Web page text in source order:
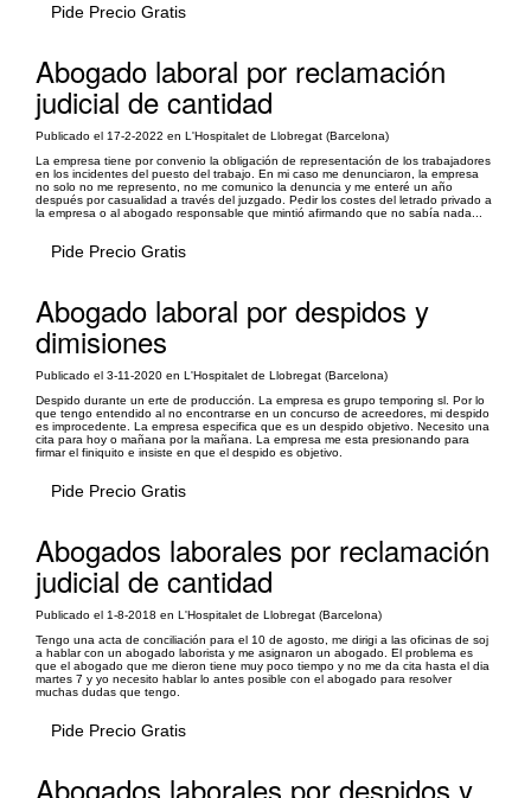
Pide Precio Gratis
Abogado laboral por reclamación
judicial de cantidad
Publicado el 17-2-2022 en L'Hospitalet de Llobregat (Barcelona)
La empresa tiene por convenio la obligación de representación de los trabajadores
en los incidentes del puesto del trabajo. En mi caso me denunciaron, la empresa
no solo no me represento, no me comunico la denuncia y me enteré un año
después por casualidad a través del juzgado. Pedir los costes del letrado privado a
la empresa o al abogado responsable que mintió afirmando que no sabía nada...
Pide Precio Gratis
Abogado laboral por despidos y
dimisiones
Publicado el 3-11-2020 en L'Hospitalet de Llobregat (Barcelona)
Despido durante un erte de producción. La empresa es grupo temporing sl. Por lo
que tengo entendido al no encontrarse en un concurso de acreedores, mi despido
es improcedente. La empresa especifica que es un despido objetivo. Necesito una
cita para hoy o mañana por la mañana. La empresa me esta presionando para
firmar el finiquito e insiste en que el despido es objetivo.
Pide Precio Gratis
Abogados laborales por reclamación
judicial de cantidad
Publicado el 1-8-2018 en L'Hospitalet de Llobregat (Barcelona)
Tengo una acta de conciliación para el 10 de agosto, me dirigi a las oficinas de soj
a hablar con un abogado laborista y me asignaron un abogado. El problema es
que el abogado que me dieron tiene muy poco tiempo y no me da cita hasta el dia
martes 7 y yo necesito hablar lo antes posible con el abogado para resolver
muchas dudas que tengo.
Pide Precio Gratis
Abogados laborales por despidos y